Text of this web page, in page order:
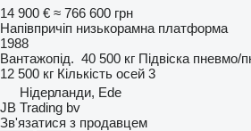
14 900 € ≈ 766 600 грн
Напівпричіп низькорамна платформа
1988
Вантажопід. 40 500 кг Підвіска пневмо/
12 500 кг Кількість осей 3
Нідерланди, Ede
JB Trading bv
Зв'язатися з продавцем